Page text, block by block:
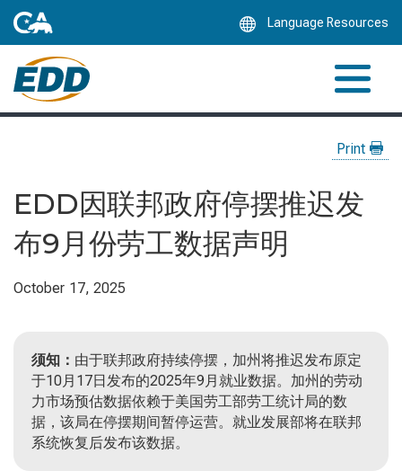
Language Resources
Print
EDD因联邦政府停摆推迟发
布9月份劳工数据声明
October 17, 2025
须知： 由于联邦政府持续停摆，加州将推迟发布原定
于10月17日发布的2025年9月就业数据。加州的劳动
力市场预估数据依赖于美国劳工部劳工统计局的数
据，该局在停摆期间暂停运营。就业发展部将在联邦
系统恢复后发布该数据。